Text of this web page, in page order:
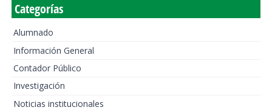
Categorías
Alumnado
Información General
Contador Público
Investigación
Noticias institucionales